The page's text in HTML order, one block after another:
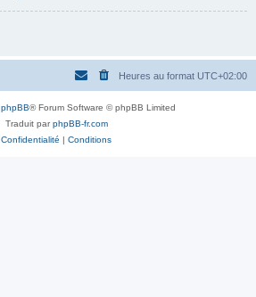
Heures au format UTC+02:00
phpBB® Forum Software © phpBB Limited
Traduit parphpBB-fr.com
Confidentialité | Conditions